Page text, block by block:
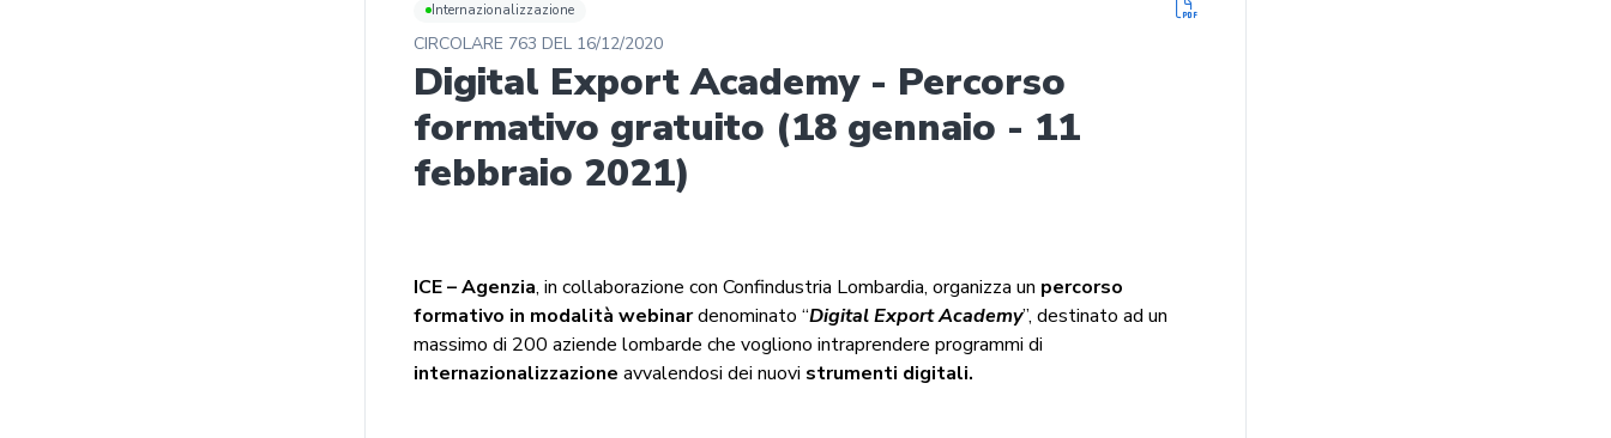
Internazionalizzazione
CIRCOLARE 763 DEL 16/12/2020
Digital Export Academy - Percorso
formativo gratuito (18 gennaio - 11
febbraio 2021)
ICE – Agenzia, in collaborazione con Confindustria Lombardia, organizza un percorso
formativo in modalità webinardenominato “Digital Export Academy”, destinato ad un
massimo di 200 aziende lombarde che vogliono intraprendere programmi di
internazionalizzazione avvalendosi dei nuovi strumenti digitali.